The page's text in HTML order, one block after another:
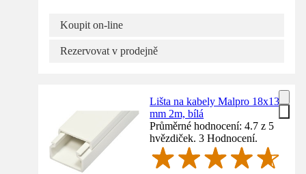
Koupit on-line
Rezervovat v prodejně
Lišta na kabely Malpro 18x13
mm 2m, bílá
Průměrné hodnocení: 4.7 z 5
hvězdiček. 3 Hodnocení.